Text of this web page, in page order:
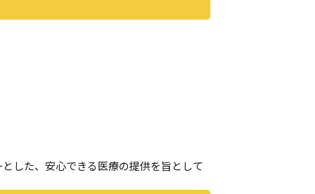
した、安心できる医療の提供を旨として